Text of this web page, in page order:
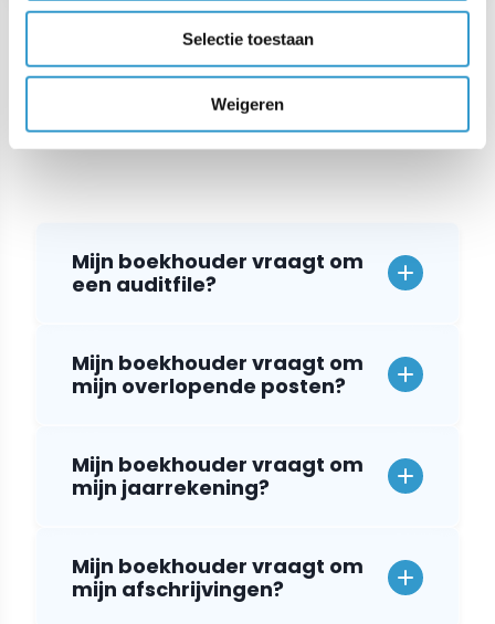
Selectie toestaan
Weigeren
Veelgestelde vragen
Heb je een vraag? Wij hebben de antwoorden!
Mijn boekhouder vraagt om
een auditfile?
Mijn boekhouder vraagt om
mijn overlopende posten?
Mijn boekhouder vraagt om
mijn jaarrekening?
Mijn boekhouder vraagt om
mijn afschrijvingen?